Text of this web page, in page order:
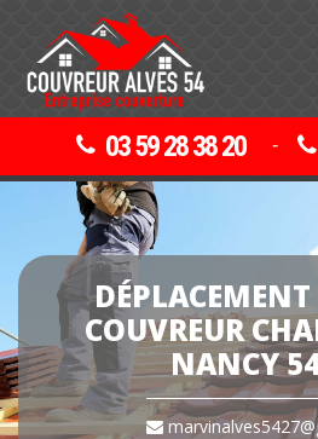
03 59 28 38 20 -
COUVREUR
NANCY